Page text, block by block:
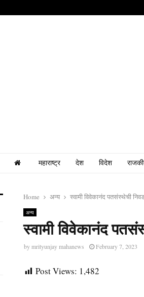
महाराष्ट्र देश विदेश
Home अन्य स्वामी विवेकानंद पतसंस्थेची
अन्य
स्वामी विवेकानंद
bymrityunjay mahanews February 7, 2023
Post Views: 1,482